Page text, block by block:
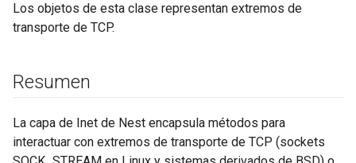
Los objetos de esta clase representan extremos de
transporte de TCP.
Resumen
La capa de Inet de Nest encapsula métodos para
interactuar con extremos de transporte de TCP (sockets